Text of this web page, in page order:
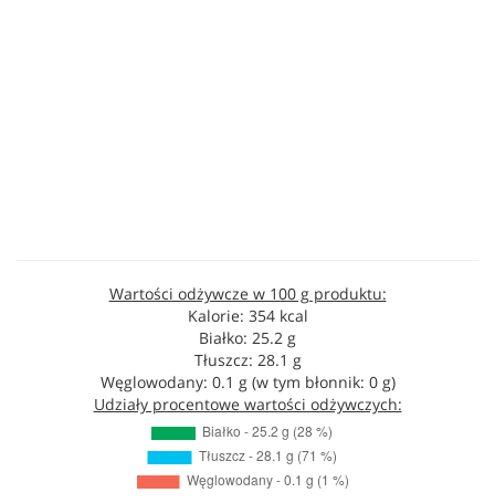
Wartości odżywcze w 100 g produktu:
Kalorie: 354 kcal
Białko: 25.2 g
Tłuszcz: 28.1 g
Węglowodany: 0.1 g (w tym błonnik: 0 g)
Udziały procentowe wartości odżywczych: